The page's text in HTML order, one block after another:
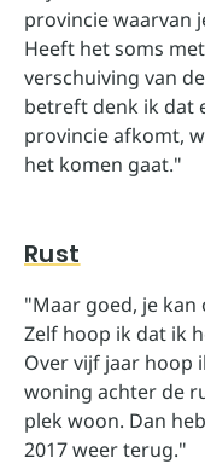
provincie waarvan
Heeft het soms
verschuiving van
betreft denk ik dat
provincie afkomt,
het komen gaat."
Rust
"Maar goed, je
Zelf hoop ik dat ik
Over vijf jaar hoop
woning achter de
plek woon. Dan
2017 weer terug."